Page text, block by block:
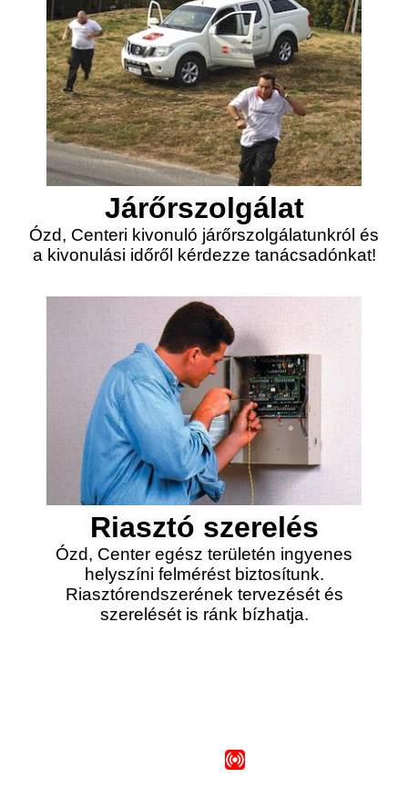
Járőrszolgálat
Ózd, Centeri kivonuló járőrszolgálatunkról és
a kivonulási időről kérdezze tanácsadónkat!
Riasztó szerelés
Ózd, Center egész területén ingyenes
helyszíni felmérést biztosítunk.
Riasztórendszerének tervezését és
szerelését is ránk bízhatja.